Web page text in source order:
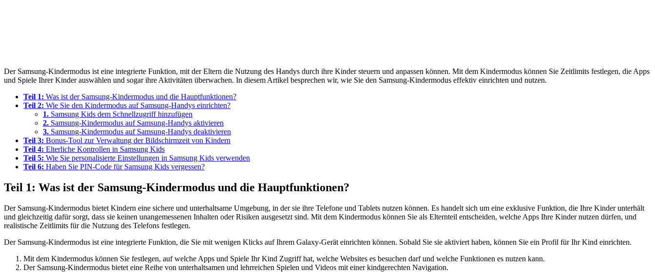
Der Samsung-Kindermodus ist eine integrierte Funktion, mit der Eltern die Nutzung des Handys durch ihre Kinder steuern und anpassen können. Mit dem Kindermodus können Sie Zeitlimits festlegen, die Apps
und Spiele Ihrer Kinder auswählen und sogar ihre Aktivitäten überwachen. In diesem Artikel besprechen wir, wie Sie den Samsung-Kindermodus effektiv einrichten und nutzen.
Teil 1: Was ist der Samsung-Kindermodus und die Hauptfunktionen?
Teil 2: Wie Sie den Kindermodus auf Samsung-Handys einrichten?
1. Samsung Kids dem Schnellzugriff hinzufügen
2. Samsung-Kindermodus auf Samsung-Handys aktivieren
3. Samsung-Kindermodus auf Samsung-Handys deaktivieren
Teil 3: Bonus-Tool zur Verwaltung der Bildschirmzeit von Kindern
Teil 4: Elterliche Kontrollen in Samsung Kids
Teil 5: Wie Sie personalisierte Einstellungen in Samsung Kids verwenden
Teil 6: Haben Sie PIN-Code für Samsung Kids vergessen?
Teil 1: Was ist der Samsung-Kindermodus und die Hauptfunktionen?
Der Samsung-Kindermodus bietet Kindern eine sichere und unterhaltsame Umgebung, in der sie ihre Telefone und Tablets nutzen können. Es handelt sich um eine exklusive Funktion, die Ihre Kinder unterhält
und gleichzeitig dafür sorgt, dass sie keinen unangemessenen Inhalten oder Risiken ausgesetzt sind. Mit dem Kindermodus können Sie als Elternteil entscheiden, welche Apps Ihre Kinder nutzen dürfen, und
realistische Zeitlimits für die Nutzung des Telefons festlegen.
Der Samsung-Kindermodus ist eine integrierte Funktion, die Sie mit wenigen Klicks auf Ihrem Galaxy-Gerät einrichten können. Sobald Sie sie aktiviert haben, können Sie ein Profil für Ihr Kind einrichten.
Mit dem Kindermodus können Sie festlegen, auf welche Apps und Spiele Ihr Kind Zugriff hat, welche Websites es besuchen darf und welche Funktionen es nutzen kann.
Der Samsung-Kindermodus bietet eine Reihe von unterhaltsamen und lehrreichen Spielen und Videos mit einer kindgerechten Navigation.